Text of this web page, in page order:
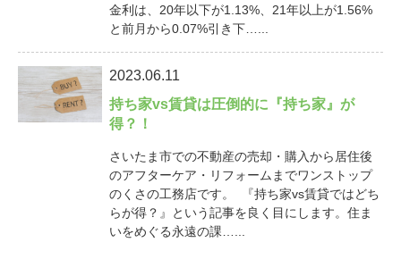
金利は、20年以下が1.13%、21年以上が1.56%
と前月から0.07%引き下…...
2023.06.11
持ち家vs賃貸は圧倒的に『持ち家』が
得？！
さいたま市での不動産の売却・購入から居住後
のアフターケア・リフォームまでワンストップ
のくさの工務店です。 『持ち家vs賃貸ではどち
らが得？』という記事を良く目にします。住ま
いをめぐる永遠の課…...